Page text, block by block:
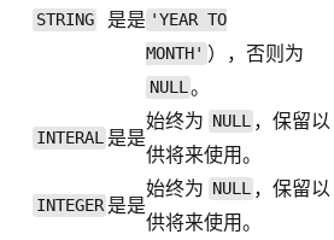
STRING 是是 'YEAR TO
MONTH' ），否则为
NULL。
INTERAL 是是
始终为 NULL ，保留以
供将来使用。
INTEGER 是是
始终为 NULL ，保留以
供将来使用。